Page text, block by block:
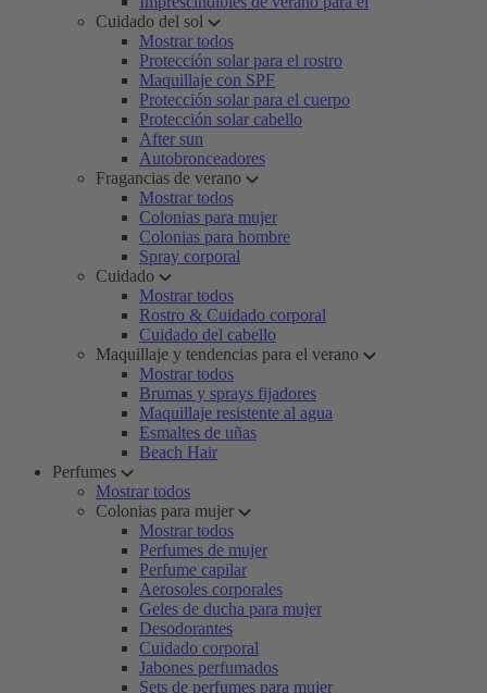
Cuidado del sol
Mostrar todos
Protección solar para el rostro
Maquillaje con SPF
Protección solar para el cuerpo
Protección solar cabello
After sun
Autobronceadores
Fragancias de verano
Mostrar todos
Colonias para mujer
Colonias para hombre
Spray corporal
Cuidado
Mostrar todos
Rostro & Cuidado corporal
Cuidado del cabello
Maquillaje y tendencias para el verano
Mostrar todos
Brumas y sprays fijadores
Maquillaje resistente al agua
Esmaltes de uñas
Beach Hair
Perfumes
Mostrar todos
Colonias para mujer
Mostrar todos
Perfumes de mujer
Perfume capilar
Aerosoles corporales
Geles de ducha para mujer
Desodorantes
Cuidado corporal
Jabones perfumados
Sets de perfumes para mujer